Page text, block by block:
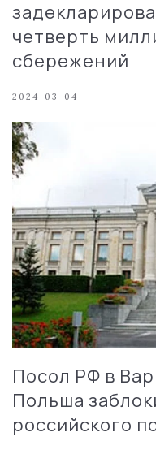
четверть
сбережений
2024-03-04
Посол РФ в
Польша
российского